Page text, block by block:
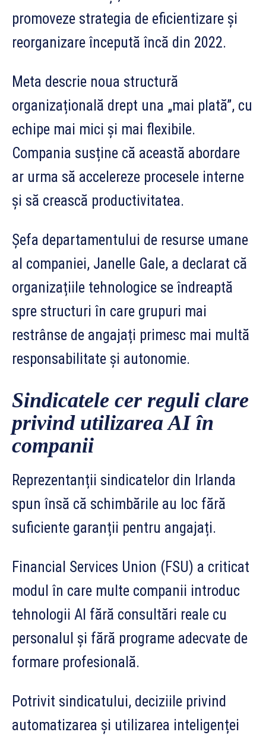
promoveze strategia de eficientizare și
reorganizare începută încă din 2022.
Meta descrie noua structură
organizațională drept una „mai plată”, cu
echipe mai mici și mai flexibile.
Compania susține că această abordare
ar urma să accelereze procesele interne
și să crească productivitatea.
Șefa departamentului de resurse umane
al companiei, Janelle Gale, a declarat că
organizațiile tehnologice se îndreaptă
spre structuri în care grupuri mai
restrânse de angajați primesc mai multă
responsabilitate și autonomie.
Sindicatele cer reguli clare
privind utilizarea AI în
companii
Reprezentanții sindicatelor din Irlanda
spun însă că schimbările au loc fără
suficiente garanții pentru angajați.
Financial Services Union (FSU) a criticat
modul în care multe companii introduc
tehnologii AI fără consultări reale cu
personalul și fără programe adecvate de
formare profesională.
Potrivit sindicatului, deciziile privind
automatizarea și utilizarea inteligenței